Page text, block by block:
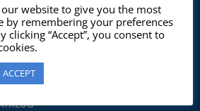
de Management al Calității
Sistemului de Management
website to give you the most
by remembering your preferences
clicking “Accept”, you consent to
ACCEPT